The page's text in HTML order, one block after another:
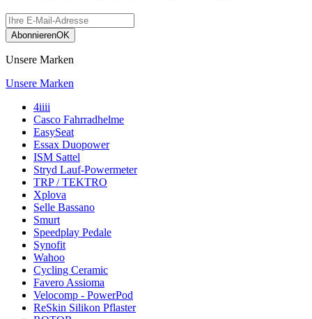
AbonnierenOK
Unsere Marken
Unsere Marken
4iiii
Casco Fahrradhelme
EasySeat
Essax Duopower
ISM Sattel
Stryd Lauf-Powermeter
TRP / TEKTRO
Xplova
Selle Bassano
Smurt
Speedplay Pedale
Synofit
Wahoo
Cycling Ceramic
Favero Assioma
Velocomp - PowerPod
ReSkin Silikon Pflaster